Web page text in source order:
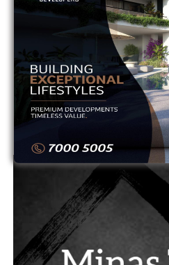
ΟΛΥΜΠΙΑΚΟΣ
12
ΟΜΟΝΟΙΑ
13
ΟΜΟΝΟΙΑ
ΠΑΦΟΣ